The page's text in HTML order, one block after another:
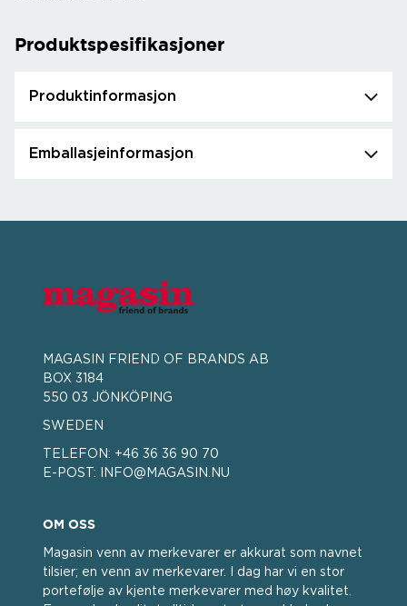
Produktspesifikasjoner
Produktinformasjon
Emballasjeinformasjon
MAGASIN FRIEND OF BRANDS AB
BOX 3184
550 03 JÖNKÖPING
SWEDEN
TELEFON: +46 36 36 90 70
E-POST:
INFO@MAGASIN.NU
OM OSS
Magasin venn av merkevarer er akkurat som navnet
tilsier; en venn av merkevarer. I dag har vi en stor
portefølje av kjente merkevarer med høy kvalitet.